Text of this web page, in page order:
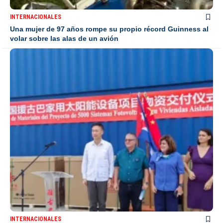
INTERNACIONALES
Una mujer de 97 años rompe su propio récord Guinness al
volar sobre las alas de un avión
INTERNACIONALES